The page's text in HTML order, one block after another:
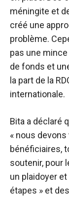
méningite et
créé une
problème.
pas une
de fonds et
la part de la
internationale.
Bita a déclaré
« nous
bénéficiaires,
soutenir, pour
un plaidoyer
étapes » et